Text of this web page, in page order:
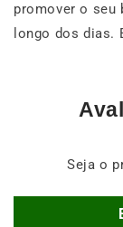
promover o seu
longo dos dias.
Seja o